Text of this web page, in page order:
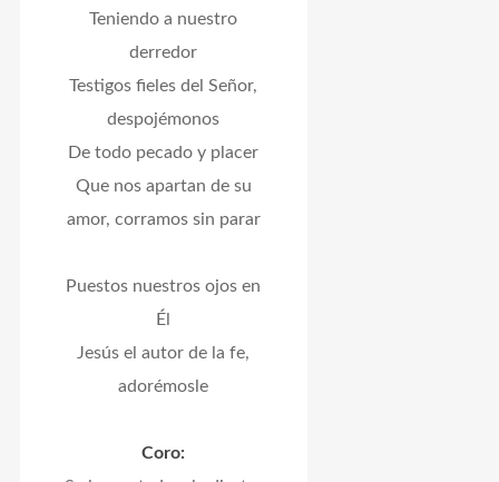
Teniendo a nuestro
derredor
Testigos fieles del Señor,
despojémonos
De todo pecado y placer
Que nos apartan de su
amor, corramos sin parar
Puestos nuestros ojos en
Él
Jesús el autor de la fe,
adorémosle
Coro: